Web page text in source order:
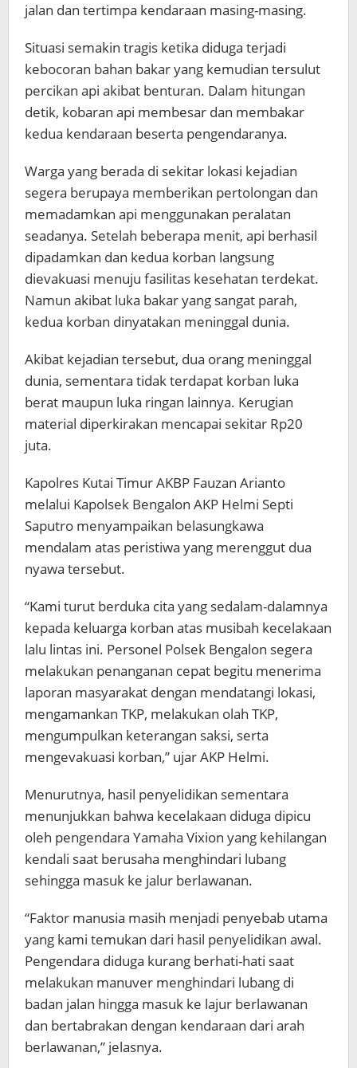
jalan dan tertimpa kendaraan masing-masing.
Situasi semakin tragis ketika diduga terjadi
kebocoran bahan bakar yang kemudian tersulut
percikan api akibat benturan. Dalam hitungan
detik, kobaran api membesar dan membakar
kedua kendaraan beserta pengendaranya.
Warga yang berada di sekitar lokasi kejadian
segera berupaya memberikan pertolongan dan
memadamkan api menggunakan peralatan
seadanya. Setelah beberapa menit, api berhasil
dipadamkan dan kedua korban langsung
dievakuasi menuju fasilitas kesehatan terdekat.
Namun akibat luka bakar yang sangat parah,
kedua korban dinyatakan meninggal dunia.
Akibat kejadian tersebut, dua orang meninggal
dunia, sementara tidak terdapat korban luka
berat maupun luka ringan lainnya. Kerugian
material diperkirakan mencapai sekitar Rp20
juta.
Kapolres Kutai Timur AKBP Fauzan Arianto
melalui Kapolsek Bengalon AKP Helmi Septi
Saputro menyampaikan belasungkawa
mendalam atas peristiwa yang merenggut dua
nyawa tersebut.
“Kami turut berduka cita yang sedalam-dalamnya
kepada keluarga korban atas musibah kecelakaan
lalu lintas ini. Personel Polsek Bengalon segera
melakukan penanganan cepat begitu menerima
laporan masyarakat dengan mendatangi lokasi,
mengamankan TKP, melakukan olah TKP,
mengumpulkan keterangan saksi, serta
mengevakuasi korban,” ujar AKP Helmi.
Menurutnya, hasil penyelidikan sementara
menunjukkan bahwa kecelakaan diduga dipicu
oleh pengendara Yamaha Vixion yang kehilangan
kendali saat berusaha menghindari lubang
sehingga masuk ke jalur berlawanan.
“Faktor manusia masih menjadi penyebab utama
yang kami temukan dari hasil penyelidikan awal.
Pengendara diduga kurang berhati-hati saat
melakukan manuver menghindari lubang di
badan jalan hingga masuk ke lajur berlawanan
dan bertabrakan dengan kendaraan dari arah
berlawanan,” jelasnya.